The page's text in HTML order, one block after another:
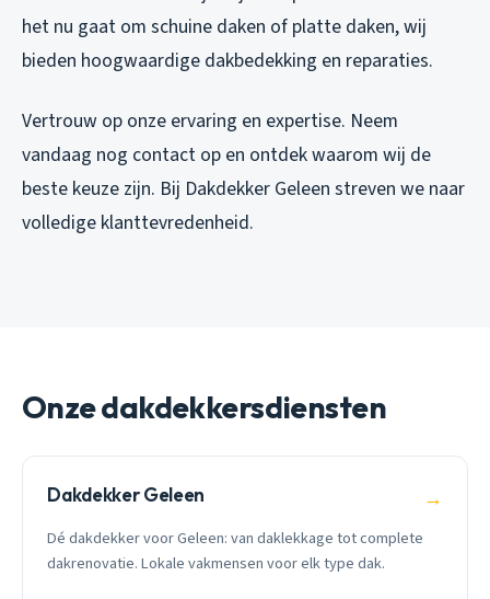
het nu gaat om schuine daken of platte daken, wij
bieden hoogwaardige dakbedekking en reparaties.
Vertrouw op onze ervaring en expertise. Neem
vandaag nog contact op en ontdek waarom wij de
beste keuze zijn. Bij Dakdekker Geleen streven we naar
volledige klanttevredenheid.
Onze dakdekkersdiensten
Dakdekker Geleen →
Dé dakdekker voor Geleen: van daklekkage tot complete
dakrenovatie. Lokale vakmensen voor elk type dak.